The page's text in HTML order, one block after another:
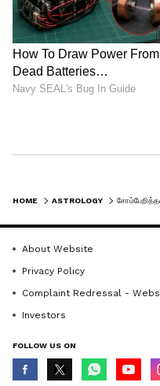
4
5
HOME ASTROLOGY
About Website
Privacy Policy
Complaint Redressal - Website
Investors
FOLLOW US ON